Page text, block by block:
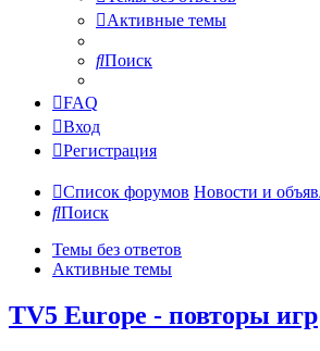
Активные темы
Поиск
FAQ
Вход
Регистрация
Список форумов Новости и
Поиск
Темы без ответов
Активные темы
TV5 Europe - повторы игр